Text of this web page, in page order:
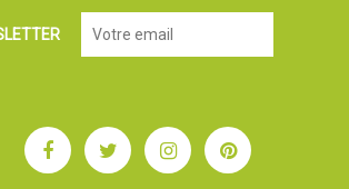
FacebookTwitterInstagramPinterest